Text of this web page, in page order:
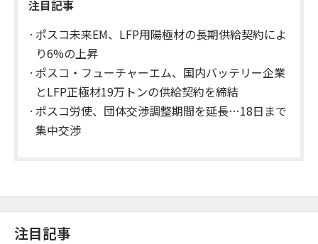
注目記事
ポスコ未来EM、LFP用陽極材の長期供給契約によ
り6%の上昇
ポスコ・フューチャーエム、国内バッテリー企業
とLFP正極材19万トンの供給契約を締結
ポスコ労使、団体交渉調整期間を延長…18日まで
集中交渉
注目記事